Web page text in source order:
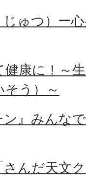
ゅつ）ー
康に！～
う）～
ン』みんな
んだ天文